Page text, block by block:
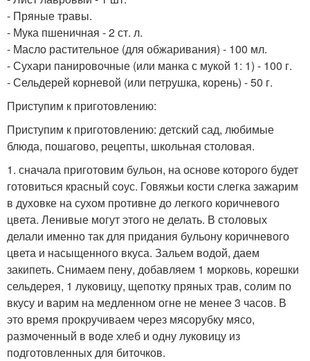
- Пряные травы.
- Мука пшеничная - 2 ст. л.
- Масло растительное (для обжаривания) - 100 мл.
- Сухари панировочные (или манка с мукой 1: 1) - 100 г.
- Сельдерей корневой (или петрушка, корень) - 50 г.
Приступим к приготовлению:
Приступим к приготовлению: детский сад, любимые
блюда, пошагово, рецепты, школьная столовая.
1. сначала приготовим бульон, на основе которого будет
готовиться красный соус. Говяжьи кости слегка зажарим
в духовке на сухом противне до легкого коричневого
цвета. Ленивые могут этого не делать. В столовых
делали именно так для придания бульону коричневого
цвета и насыщенного вкуса. Зальем водой, даем
закипеть. Снимаем пену, добавляем 1 морковь, корешки
сельдерея, 1 луковицу, щепотку пряных трав, солим по
вкусу и варим на медленном огне не менее 3 часов. В
это время прокручиваем через мясорубку мясо,
размоченный в воде хлеб и одну луковицу из
подготовленных для биточков.